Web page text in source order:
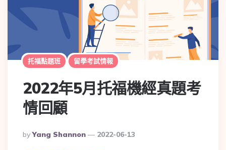
托福點題班 留學考試情報
2022年5月托福機經真題考
情回顧
By Yang Shannon 2022-06-13